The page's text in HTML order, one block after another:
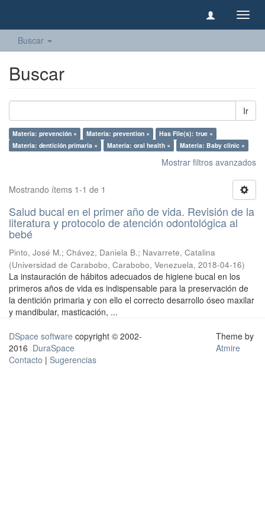
Buscar
Buscar
Ir
Materia: prevención × Materia: prevention ×
Has File(s): true ×
Materia: dentición primaria ×
Materia: oral health × Materia: Baby clinic ×
Mostrar filtros avanzados
Mostrando ítems 1-1 de 1
Salud bucal en el primer año de vida. Revisión de la
literatura y protocolo de atención odontológica al
bebé
Pinto, José M.; Chávez, Daniela B.; Navarrete, Catalina
(Universidad de Carabobo, Carabobo, Venezuela, 2018-04-16)
La instauración de hábitos adecuados de higiene bucal en los
primeros años de vida es indispensable para la preservación de
la dentición primaria y con ello el correcto desarrollo óseo maxilar
y mandibular, masticación, ...
DSpace software copyright © 2002-
2016 DuraSpace
Contacto | Sugerencias
Theme by
Atmire